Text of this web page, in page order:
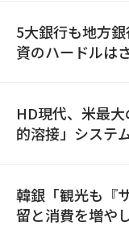
5大銀行も地方
資のハードルは
HD現代、米最
的溶接」システ
韓銀「観光も『
留と消費を増や